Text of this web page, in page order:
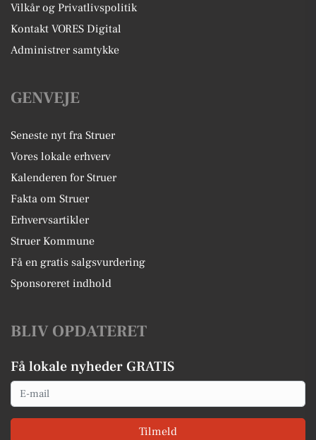
Vilkår og Privatlivspolitik
Kontakt VORES Digital
Administrer samtykke
GENVEJE
Seneste nyt fra Struer
Vores lokale erhverv
Kalenderen for Struer
Fakta om Struer
Erhvervsartikler
Struer Kommune
Få en gratis salgsvurdering
Sponsoreret indhold
BLIV OPDATERET
Få lokale nyheder GRATIS
Email
Tilmeld